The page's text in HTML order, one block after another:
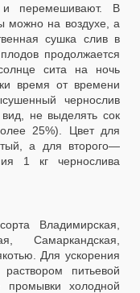
и перемешивают. В
можно на воздухе, а
сушка слив в
продолжается
сита на ночь
время от времени
чернослив
не выделять сок
25%). Цвет для
а для второго—
1 кг чернослива
Владимирская,
Самаркандская,
Для ускорения
питьевой
холодной